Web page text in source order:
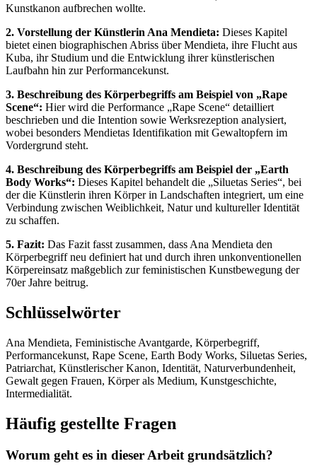
Kunstkanon aufbrechen wollte.
2. Vorstellung der Künstlerin Ana Mendieta: Dieses Kapitel
bietet einen biographischen Abriss über Mendieta, ihre Flucht aus
Kuba, ihr Studium und die Entwicklung ihrer künstlerischen
Laufbahn hin zur Performancekunst.
3. Beschreibung des Körperbegriffs am Beispiel von „Rape
Scene“: Hier wird die Performance „Rape Scene“ detailliert
beschrieben und die Intention sowie Werksrezeption analysiert,
wobei besonders Mendietas Identifikation mit Gewaltopfern im
Vordergrund steht.
4. Beschreibung des Körperbegriffs am Beispiel der „Earth
Body Works“: Dieses Kapitel behandelt die „Siluetas Series“, bei
der die Künstlerin ihren Körper in Landschaften integriert, um eine
Verbindung zwischen Weiblichkeit, Natur und kultureller Identität
zu schaffen.
5. Fazit: Das Fazit fasst zusammen, dass Ana Mendieta den
Körperbegriff neu definiert hat und durch ihren unkonventionellen
Körpereinsatz maßgeblich zur feministischen Kunstbewegung der
70er Jahre beitrug.
Schlüsselwörter
Ana Mendieta, Feministische Avantgarde, Körperbegriff,
Performancekunst, Rape Scene, Earth Body Works, Siluetas Series,
Patriarchat, Künstlerischer Kanon, Identität, Naturverbundenheit,
Gewalt gegen Frauen, Körper als Medium, Kunstgeschichte,
Intermedialität.
Häufig gestellte Fragen
Worum geht es in dieser Arbeit grundsätzlich?